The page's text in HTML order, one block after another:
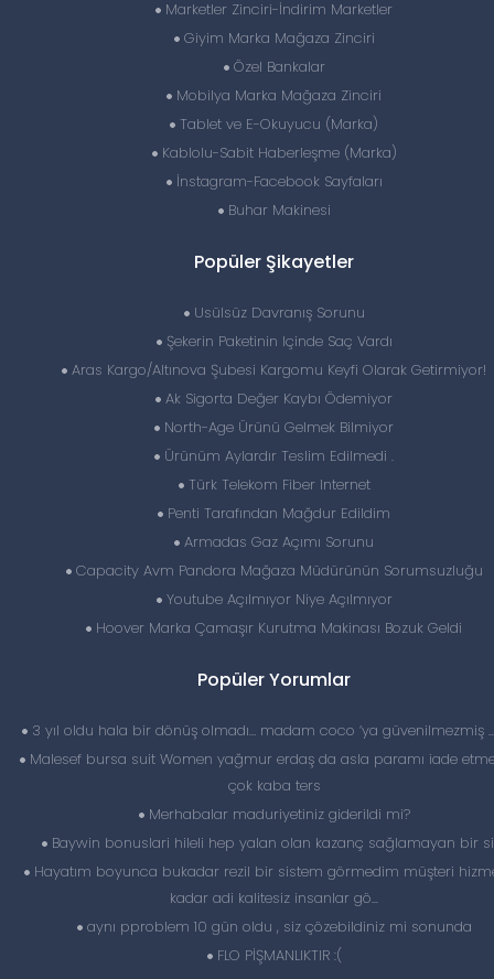
Marketler Zinciri-İndirim Marketler
Giyim Marka Mağaza Zinciri
Özel Bankalar
Mobilya Marka Mağaza Zinciri
Tablet ve E-Okuyucu (Marka)
Kablolu-Sabit Haberleşme (Marka)
İnstagram-Facebook Sayfaları
Buhar Makinesi
Popüler Şikayetler
Usülsüz Davranış Sorunu
Şekerin Paketinin Içinde Saç Vardı
Aras Kargo/Altınova Şubesi Kargomu Keyfi Olarak Getirmiyor!
Ak Sigorta Değer Kaybı Ödemiyor
North-Age Ürünü Gelmek Bilmiyor
Ürünüm Aylardır Teslim Edilmedi .
Türk Telekom Fiber Internet
Penti Tarafından Mağdur Edildim
Armadas Gaz Açımı Sorunu
Capacity Avm Pandora Mağaza Müdürünün Sorumsuzluğu
Youtube Açılmıyor Niye Açılmıyor
Hoover Marka Çamaşır Kurutma Makinası Bozuk Geldi
Popüler Yorumlar
3 yıl oldu hala bir dönüş olmadı… madam coco ‘ya güvenilmezmiş
Malesef bursa suit Women yağmur erdaş da asla paramı iade
çok kaba ters
Merhabalar maduriyetiniz giderildi mi?
Baywin bonuslari hileli hep yalan olan kazanç sağlamayan bir
Hayatım boyunca bukadar rezil bir sistem görmedim müşteri
kadar adi kalitesiz insanlar gö...
aynı pproblem 10 gün oldu , siz çözebildiniz mi sonunda
FLO PİŞMANLIKTIR :(